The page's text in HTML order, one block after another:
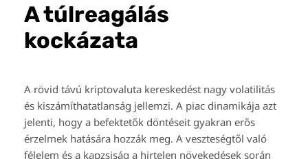
A túlreagálás
kockázata
A rövid távú kriptovaluta kereskedést nagy volatilitás
és kiszámíthatatlanság jellemzi. A piac dinamikája azt
jelenti, hogy a befektetők döntéseit gyakran erős
érzelmek hatására hozzák meg. A veszteségtől való
félelem és a kapzsiság a hirtelen növekedések során